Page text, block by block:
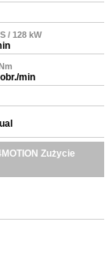
/ 128 kW
min
Zużycie